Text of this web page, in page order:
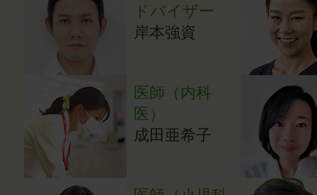
ドバイザー
岸本強資
医師（内科
医）
成田亜希子